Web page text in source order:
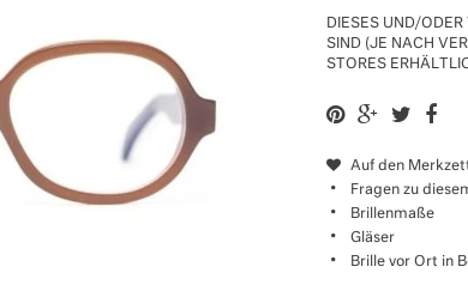
DIESES UND/
SIND (JE NACH
STORES
Auf den
Fragen zu
Brillenmaße
Gläser
Brille vor Ort in